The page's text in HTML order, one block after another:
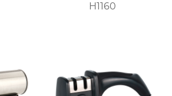
H1160